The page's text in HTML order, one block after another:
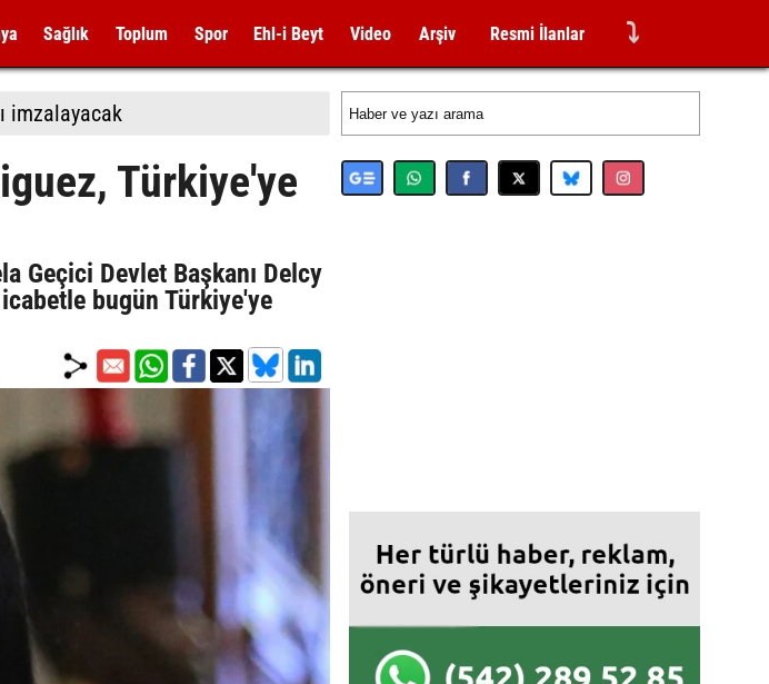
Sağlık Toplum Spor Ehl-i Beyt Video Arşiv Resmi İlanlar ⤵
imzalayacak
Türkiye'ye
Geçici Devlet Başkanı Delcy
bugün Türkiye'ye